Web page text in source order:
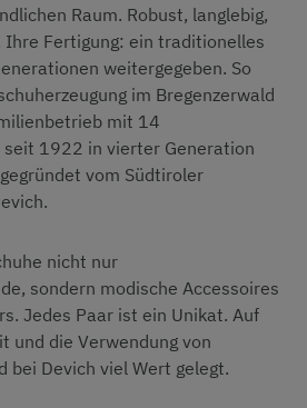
Raum. Robust, langlebig,
Ihre Fertigung: ein traditionelles
weitergegeben. So
im Bregenzerwald
mit 14
1922 in vierter Generation
vom Südtiroler
nicht nur
sondern modische Accessoires
Jedes Paar ist ein Unikat. Auf
und die Verwendung von
bei Devich viel Wert gelegt.